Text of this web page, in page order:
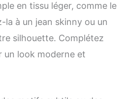
en tissu léger, comme le
la à un jean skinny ou un
silhouette. Complétez
un look moderne et